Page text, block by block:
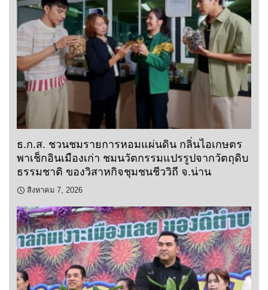
ธ.ก.ส. ชวนชมรายการหอมแผ่นดิน กลิ่นไอเกษตร
พาเช็กอินเมืองเก่า ชมนวัตกรรมแปรรูปจากวัตถุดิบ
ธรรมชาติ ของวิสาหกิจชุมชนชีววิถี จ.น่าน
สิงหาคม 7, 2026